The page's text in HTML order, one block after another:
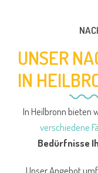
UNSER
IN
In Heilbronn bieten
verschiedene
Bedürfnisse
Unser Angebot